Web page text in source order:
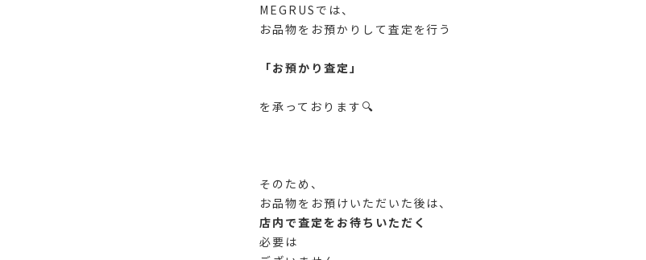
MEGRUSでは、
お品物をお預かりして査定を行う
「お預かり査定」
を承っております🔍
そのため、
お品物をお預けいただいた後は、
店内で査定をお待ちいただく
必要は